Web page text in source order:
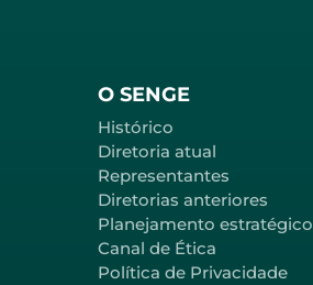
O SENGE
Histórico
Diretoria atual
Representantes
Diretorias anteriores
Planejamento estratégico
Canal de Ética
Política de Privacidade